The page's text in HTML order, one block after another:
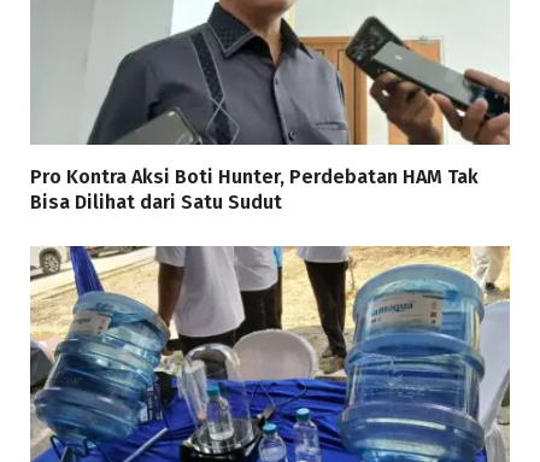
Pro Kontra Aksi Boti Hunter, Perdebatan HAM Tak
Bisa Dilihat dari Satu Sudut